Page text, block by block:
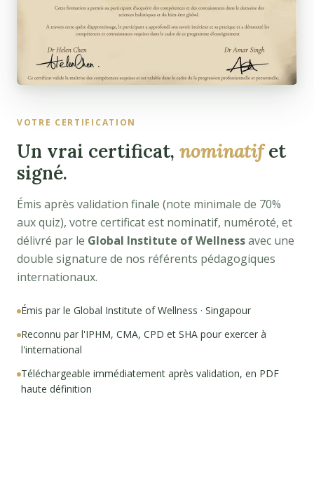
VOTRE CERTIFICATION
Un vrai certificat, nominatifet
signé.
Émis après validation finale (note minimale de 70%
aux quiz), votre certificat est nominatif, numéroté, et
délivré par le Global Institute of Wellnessavec une
double signature de nos référents pédagogiques
internationaux.
Émis par le Global Institute of Wellness · Singapour
Reconnu par l'IPHM, CMA, CPD et SHA pour exercer à
l'international
Téléchargeable immédiatement après validation, en PDF
haute définition